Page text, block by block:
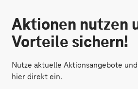
Aktionen nutzen
Vorteile sichern!
Nutze aktuelle Aktionsangebote
hier direkt ein.